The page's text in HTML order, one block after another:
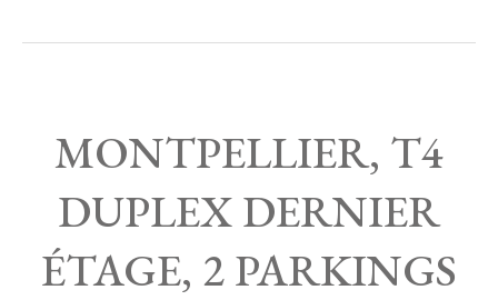
MONTPELLIER, T4
DUPLEX DERNIER
ÉTAGE, 2 PARKINGS